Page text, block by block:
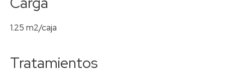
1.25 m2/caja
Tratamientos